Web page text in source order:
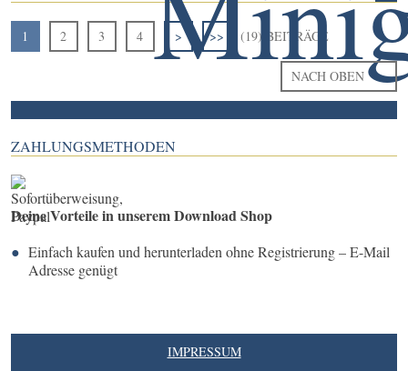
1 2 3 4 > >> (19) BEITRÄGE
NACH OBEN
ZAHLUNGSMETHODEN
Deine Vorteile in unserem Download Shop
Einfach kaufen und herunterladen ohne Registrierung – E-Mail
Adresse genügt
IMPRESSUM